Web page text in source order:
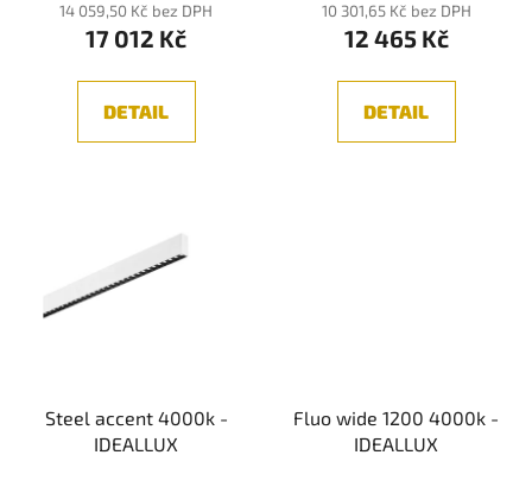
14 059,50 Kč bez DPH
17 012 Kč
DETAIL
10 301,65 Kč bez DPH
12 465 Kč
DETAIL
Steel accent 4000k -
IDEALLUX
Fluo wide 1200 4000k -
IDEALLUX